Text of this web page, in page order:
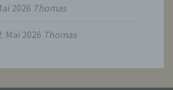
2026 Thomas
Mai 2026 Thomas